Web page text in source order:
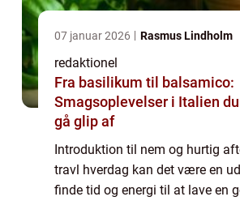
07 januar 2026 Rasmus Lindholm
redaktionel
Fra basilikum til balsamico:
Smagsoplevelser i Italien
gå glip af
Introduktion til nem og hurtig
travl hverdag kan det være en
finde tid og energi til at lave en